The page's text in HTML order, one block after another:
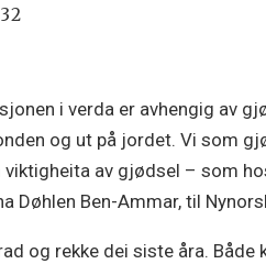
i verda er avhengig av
og ut på jordet. Vi som
av gjødsel – som
Døhlen Ben-Ammar, til
og rekke dei siste åra.